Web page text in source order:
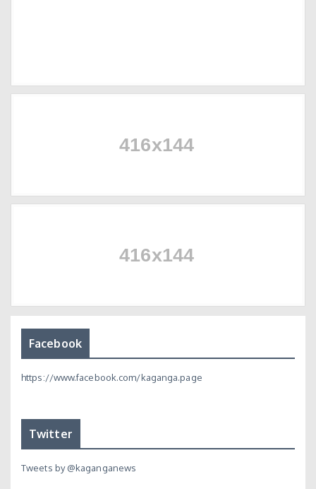
Facebook
https://www.facebook.com/kaganga.page
Twitter
Tweets by @kaganganews